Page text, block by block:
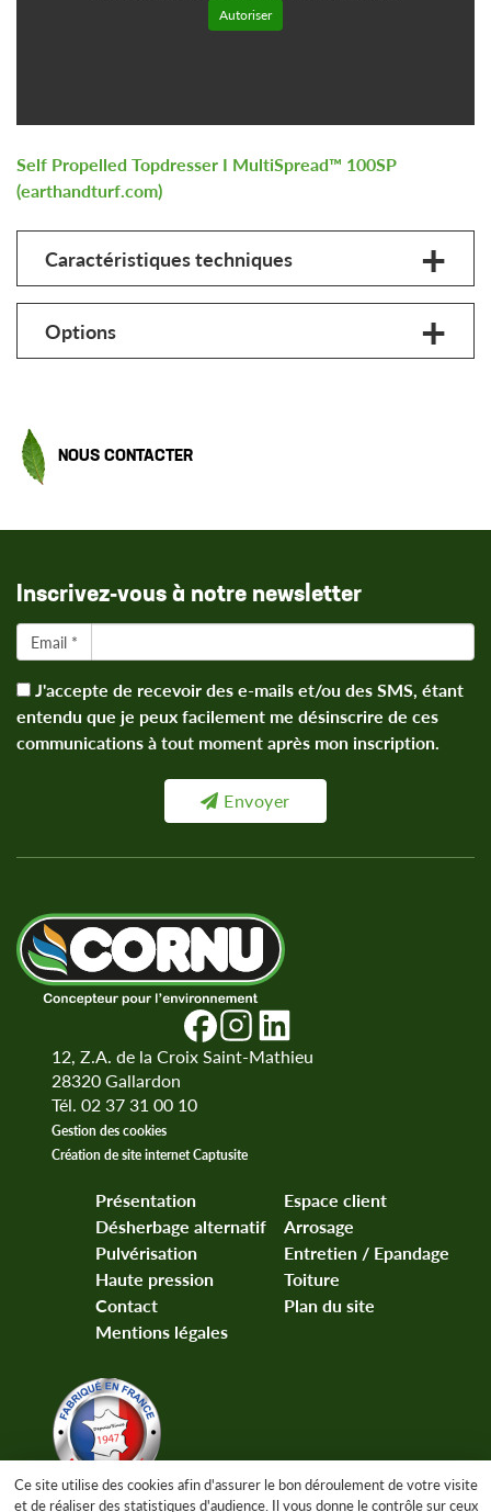
Autoriser
Self Propelled Topdresser I MultiSpread™ 100SP
(earthandturf.com)
Caractéristiques techniques
Options
NOUS CONTACTER
Inscrivez-vous à notre newsletter
Email *
J'accepte de recevoir des e-mails et/ou des SMS, étant
entendu que je peux facilement me désinscrire de ces
communications à tout moment après mon inscription.
Envoyer
12, Z.A. de la Croix Saint-Mathieu
28320Gallardon
Tél. 02 37 31 00 10
Gestion des cookies
Création de site internet Captusite
Présentation
Espace client
Désherbage alternatif
Arrosage
Pulvérisation
Entretien / Epandage
Haute pression
Toiture
Contact
Plan du site
Mentions légales
Ce site utilise des cookies afin d'assurer le bon déroulement de votre visite
et de réaliser des statistiques d'audience. Il vous donne le contrôle sur ceux